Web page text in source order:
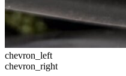
chevron_left
chevron_right